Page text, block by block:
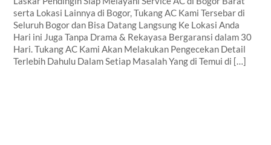
serta Lokasi Lainnya di Bogor, Tukang AC Kami Tersebar di
Seluruh Bogor dan Bisa Datang Langsung Ke Lokasi Anda
Hari ini Juga Tanpa Drama & Rekayasa Bergaransi dalam 30
Hari. Tukang AC Kami Akan Melakukan Pengecekan Detail
Terlebih Dahulu Dalam Setiap Masalah Yang di Temui di […]